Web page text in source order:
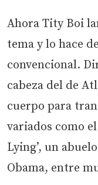
Ahora Tity Boi
tema y lo hace
convencional.
cabeza del de
cuerpo para
variados como
Lying’, un
Obama, entre